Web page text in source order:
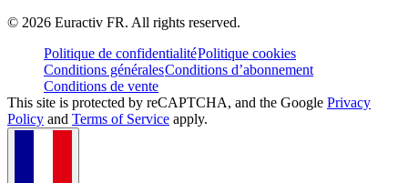
© 2026 Euractiv FR. All rights reserved.
Politique de confidentialitéPolitique cookies
Conditions généralesConditions d’abonnement
Conditions de vente
This site is protected by reCAPTCHA, and the Google Privacy
Policy and Terms of Service apply.